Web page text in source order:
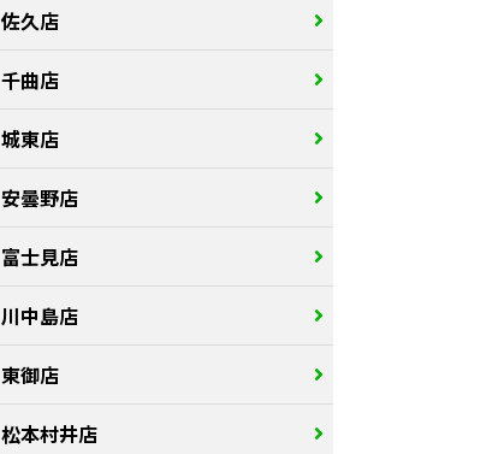
佐久店
千曲店
城東店
安曇野店
富士見店
川中島店
東御店
松本村井店